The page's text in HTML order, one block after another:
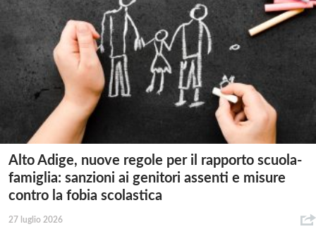
Alto Adige, nuove regole per il rapporto scuola-
famiglia: sanzioni ai genitori assenti e misure
contro la fobia scolastica
27 luglio 2026